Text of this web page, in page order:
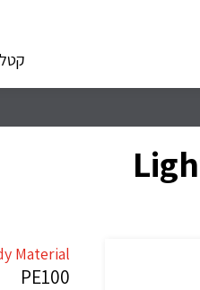
Material
PE100